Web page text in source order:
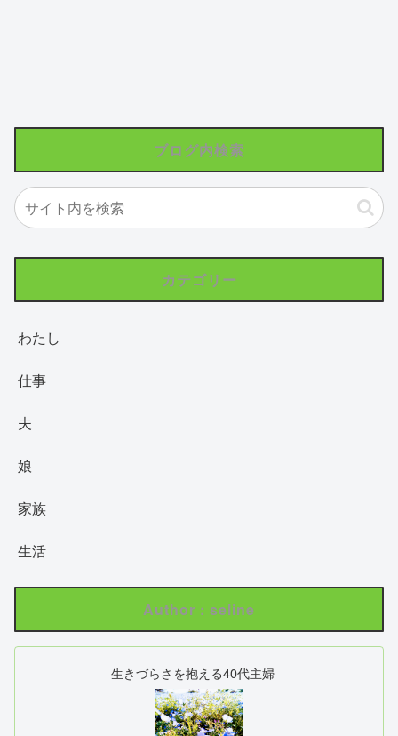
ブログ内検索
カテゴリー
わたし
仕事
夫
娘
家族
生活
Author : seline
生きづらさを抱える40代主婦